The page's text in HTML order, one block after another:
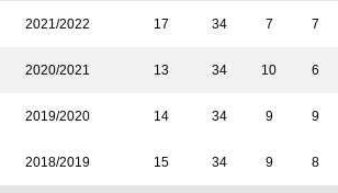
2021/2022 17 34 7 7
2020/2021 13 34 10 6
2019/2020 14 34 9 9
2018/2019 15 34 9 8